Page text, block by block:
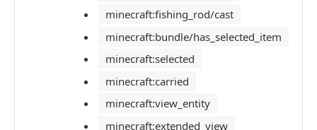
minecraft:fishing_rod/cast
minecraft:bundle/has_selected_item
minecraft:selected
minecraft:carried
minecraft:view_entity
minecraft:extended_view